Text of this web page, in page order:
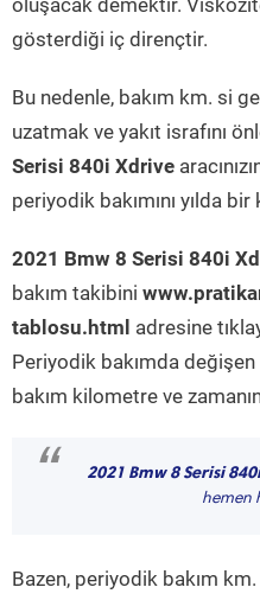
oluşacak demektir.
gösterdiği iç dirençtir.
Bu nedenle, bakım km. si
uzatmak ve yakıt israfını
Serisi 840i Xdrive
periyodik bakımını yılda
2021 Bmw 8 Serisi 840i
bakım takibini
tablosu.html adresine
Periyodik bakımda
bakım kilometre ve
“ 2021 Bmw 8 Serisi
hemen
Bazen, periyodik bakım